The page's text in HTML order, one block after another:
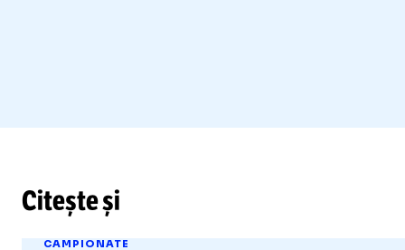
Citește și
CAMPIONATE